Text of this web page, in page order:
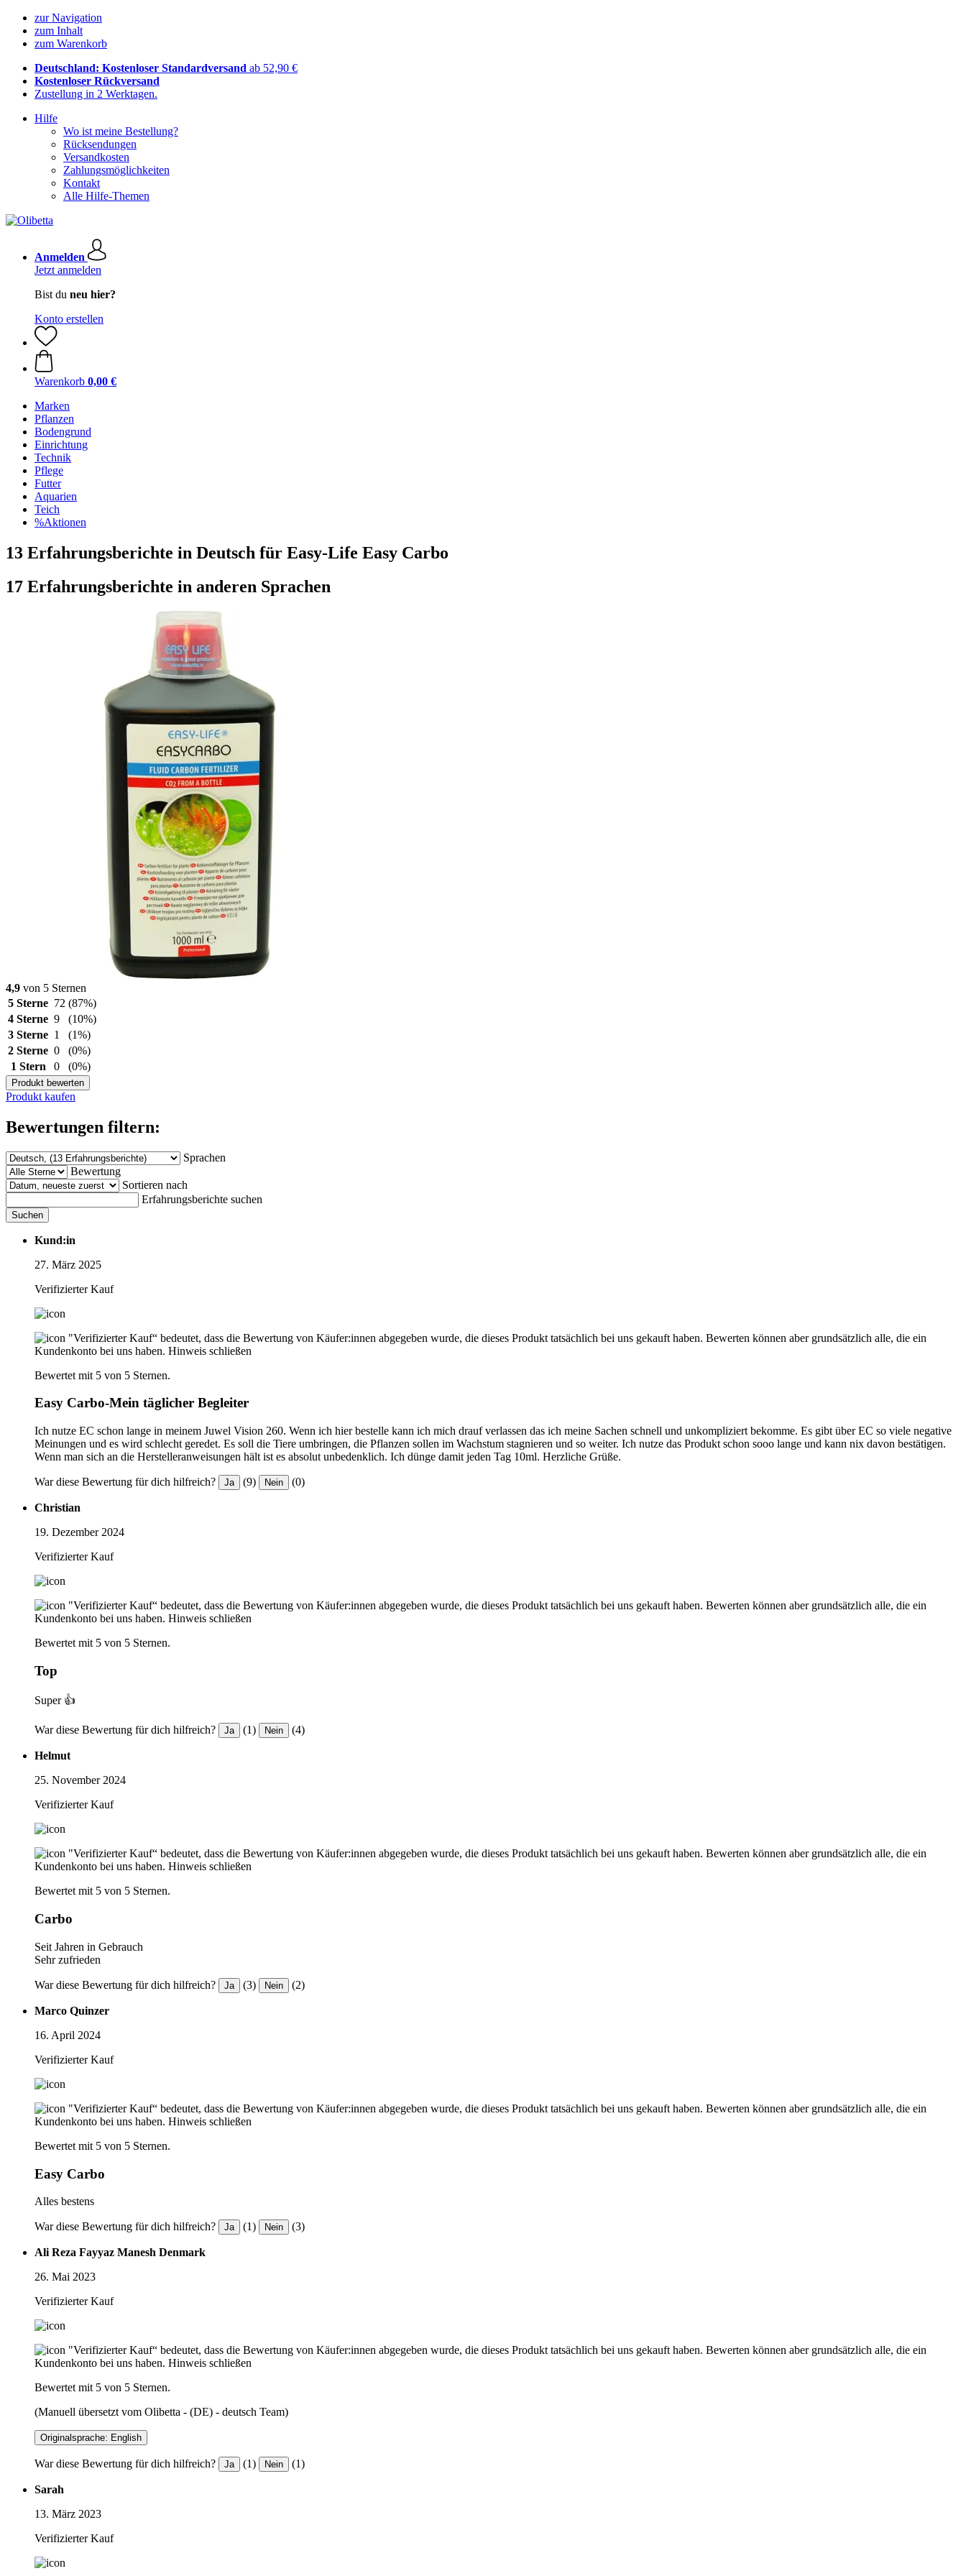
zur Navigation
zum Inhalt
zum Warenkorb
Deutschland: Kostenloser Standardversand ab 52,90 €
Kostenloser Rückversand
Zustellung in 2 Werktagen.
Hilfe
Wo ist meine Bestellung?
Rücksendungen
Versandkosten
Zahlungsmöglichkeiten
Kontakt
Alle Hilfe-Themen
Anmelden
Jetzt anmelden
Bist du neu hier?
Konto erstellen
Warenkorb 0,00 €
Marken
Pflanzen
Bodengrund
Einrichtung
Technik
Pflege
Futter
Aquarien
Teich
%Aktionen
13 Erfahrungsberichte in Deutsch für Easy-Life Easy Carbo
17 Erfahrungsberichte in anderen Sprachen
4,9 von 5 Sternen
5 Sterne 72 (87%)
4 Sterne 9
(10%)
3 Sterne 1
(1%)
2 Sterne 0
(0%)
1 Stern
0 (0%)
Produkt bewerten
Produkt kaufen
Bewertungen filtern:
Sprachen
Bewertung
Sortieren nach
Erfahrungsberichte suchen
Suchen
Kund:in
27. März 2025
Verifizierter Kauf
"Verifizierter Kauf“ bedeutet, dass die Bewertung von Käufer:innen abgegeben wurde, die dieses Produkt tatsächlich bei uns gekauft haben. Bewerten können aber grundsätzlich alle, die ein
Kundenkonto bei uns haben. Hinweis schließen
Bewertet mit 5 von 5 Sternen.
Easy Carbo-Mein täglicher Begleiter
Ich nutze EC schon lange in meinem Juwel Vision 260. Wenn ich hier bestelle kann ich mich drauf verlassen das ich meine Sachen schnell und unkompliziert bekomme. Es gibt über EC so viele negative
Meinungen und es wird schlecht geredet. Es soll die Tiere umbringen, die Pflanzen sollen im Wachstum stagnieren und so weiter. Ich nutze das Produkt schon sooo lange und kann nix davon bestätigen.
Wenn man sich an die Herstelleranweisungen hält ist es absolut unbedenklich. Ich dünge damit jeden Tag 10ml. Herzliche Grüße.
War diese Bewertung für dich hilfreich? Ja (9) Nein (0)
Christian
19. Dezember 2024
Verifizierter Kauf
"Verifizierter Kauf“ bedeutet, dass die Bewertung von Käufer:innen abgegeben wurde, die dieses Produkt tatsächlich bei uns gekauft haben. Bewerten können aber grundsätzlich alle, die ein
Kundenkonto bei uns haben. Hinweis schließen
Bewertet mit 5 von 5 Sternen.
Top
Super 👍
War diese Bewertung für dich hilfreich? Ja (1) Nein (4)
Helmut
25. November 2024
Verifizierter Kauf
"Verifizierter Kauf“ bedeutet, dass die Bewertung von Käufer:innen abgegeben wurde, die dieses Produkt tatsächlich bei uns gekauft haben. Bewerten können aber grundsätzlich alle, die ein
Kundenkonto bei uns haben. Hinweis schließen
Bewertet mit 5 von 5 Sternen.
Carbo
Seit Jahren in Gebrauch
Sehr zufrieden
War diese Bewertung für dich hilfreich? Ja (3) Nein (2)
Marco Quinzer
16. April 2024
Verifizierter Kauf
"Verifizierter Kauf“ bedeutet, dass die Bewertung von Käufer:innen abgegeben wurde, die dieses Produkt tatsächlich bei uns gekauft haben. Bewerten können aber grundsätzlich alle, die ein
Kundenkonto bei uns haben. Hinweis schließen
Bewertet mit 5 von 5 Sternen.
Easy Carbo
Alles bestens
War diese Bewertung für dich hilfreich? Ja (1) Nein (3)
Ali Reza Fayyaz Manesh Denmark
26. Mai 2023
Verifizierter Kauf
"Verifizierter Kauf“ bedeutet, dass die Bewertung von Käufer:innen abgegeben wurde, die dieses Produkt tatsächlich bei uns gekauft haben. Bewerten können aber grundsätzlich alle, die ein
Kundenkonto bei uns haben. Hinweis schließen
Bewertet mit 5 von 5 Sternen.
(Manuell übersetzt vom Olibetta - (DE) - deutsch Team)
Originalsprache: English
War diese Bewertung für dich hilfreich? Ja (1) Nein (1)
Sarah
13. März 2023
Verifizierter Kauf